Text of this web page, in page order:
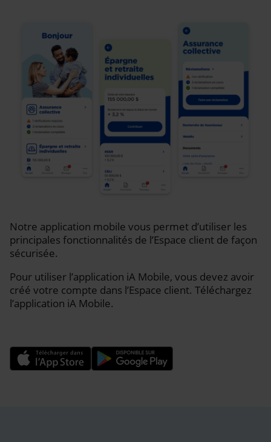
Notre application mobile vous permet d’utiliser les
principales fonctionnalités de l’Espace client de façon
sécurisée.
Pour utiliser l’application iA Mobile, vous devez avoir
créé votre compte dans l’Espace client. Téléchargez
l’application iA Mobile.